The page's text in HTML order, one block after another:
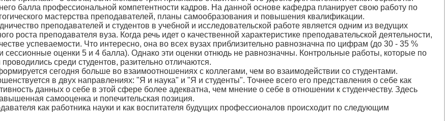
балла профессиональной компетентности кадров. На данной основе кафедра планирует свою работу по
мастерства преподавателей, планы самообразования и повышения квалификации.
преподавателей и студентов в учебной и исследовательской работе является одним из ведущих
роста преподавателя вуза. Когда речь идет о качественной характеристике преподавательской деятельности,
успеваемости. Что интересно, она во всех вузах приблизительно равнозначна по цифрам (до 30 - 35 %
сессионные оценки 5 и 4 балла). Однако эти оценки отнюдь не равнозначны. Контрольные работы, которые по
среди студентов, разительно отличаются.
сегодня больше во взаимоотношениях с коллегами, чем во взаимодействии со студентами.
в двух направлениях: "Я и наука" и "Я и студенты". Точнее всего его представления о себе как
данных о себе в этой сфере более адекватна, чем мнение о себе в отношении к студенчеству. Здесь
самооценка и попечительская позиция.
как работника науки и как воспитателя будущих профессионалов происходит по следующим